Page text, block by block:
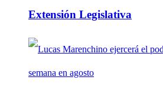
Extensión Legislativa